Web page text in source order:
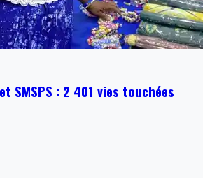
SMSPS : 2 401 vies touchées